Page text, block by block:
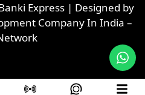
Express | Designed by
Company In India –